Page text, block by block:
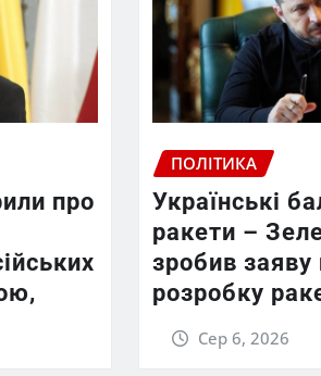
про
ПОЛІТИКА
Українські
ракети –
зробив заяву
розробку
Сер 6, 2026